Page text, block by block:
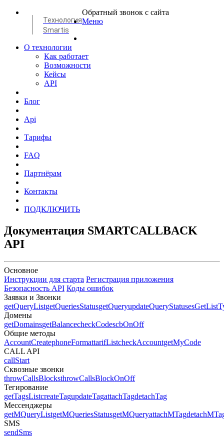
Технология
Smartis
Обратный звонок с сайта
Меню
О технологии
Как работает
Возможности
Кейсы
API
Блог
Api
Тарифы
FAQ
Партнёрам
Контакты
ПОДКЛЮЧИТЬ
Документация SMARTCALLBACK
API
Основное
Инструкции для старта Регистрация приложения
Безопасность API Коды ошибок
Заявки и Звонки
getQueryListgetQueriesStatusgetQueryupdateQueryStatusesGetList
Домены
getDomainsgetBalancecheckCodescbOnOff
Общие методы
AccountCreatephoneFormattarifListcheckAccountgetMyCode
CALL API
callStart
Сквозные звонки
throwCallsBlocksthrowCallsBlockOnOff
Тегирование
getTagsListcreateTagupdateTagattachTagdetachTag
Мессенджеры
getMQueryListgetMQueriesStatusgetMQueryattachMTag
SMS
sendSms